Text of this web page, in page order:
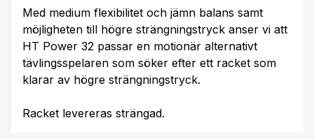
Med medium flexibilitet och jämn balans samt
möjligheten till högre strängningstryck anser vi att
HT Power 32 passar en motionär alternativt
tävlingsspelaren som söker efter ett racket som
klarar av högre strängningstryck.
Racket levereras strängad.